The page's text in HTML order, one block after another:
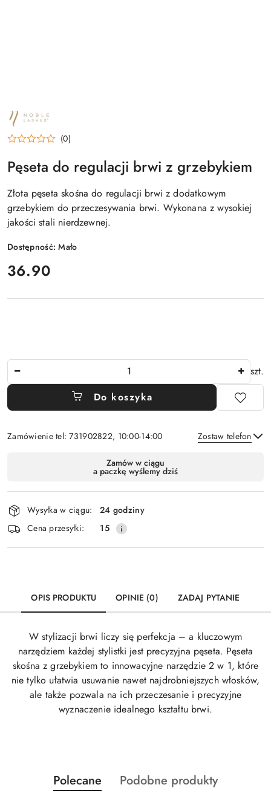
NAZWA
PRODUCENTA:
LASHES (0)
Pęseta do regulacji brwi z grzebykiem
Złota pęseta skośna do regulacji brwi z dodatkowym
grzebykiem do przeczesywania brwi. Wykonana z wysokiej
jakości stali nierdzewnej.
Dostępność:Mało
cena:
36.90
szt.
Do koszyka
Zamówienie tel: 731902822, 10:00-14:00 Zostaw telefon
Wyślij
dostawa
Zamów w ciągu
a paczkę wyślemy dziś
Wysyłka w ciągu:
24 godziny
Cena przesyłki:
15
OPIS PRODUKTU OPINIE (0) ZADAJ PYTANIE
W stylizacji brwi liczy się perfekcja – a kluczowym
narzędziem każdej stylistki jest precyzyjna pęseta. Pęseta
skośna z grzebykiem to innowacyjne narzędzie 2 w 1, które
nie tylko ułatwia usuwanie nawet najdrobniejszych włosków,
ale także pozwala na ich przeczesanie i precyzyjne
wyznaczenie idealnego kształtu brwi.
Pomiń karuzelę produktów
Produkty
o
Polecane
Produkty
Podobne produkty